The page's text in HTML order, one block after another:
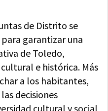
de Distrito se
garantizar una
de Toledo,
e histórica. Más
a los habitantes,
decisiones
cultural y social